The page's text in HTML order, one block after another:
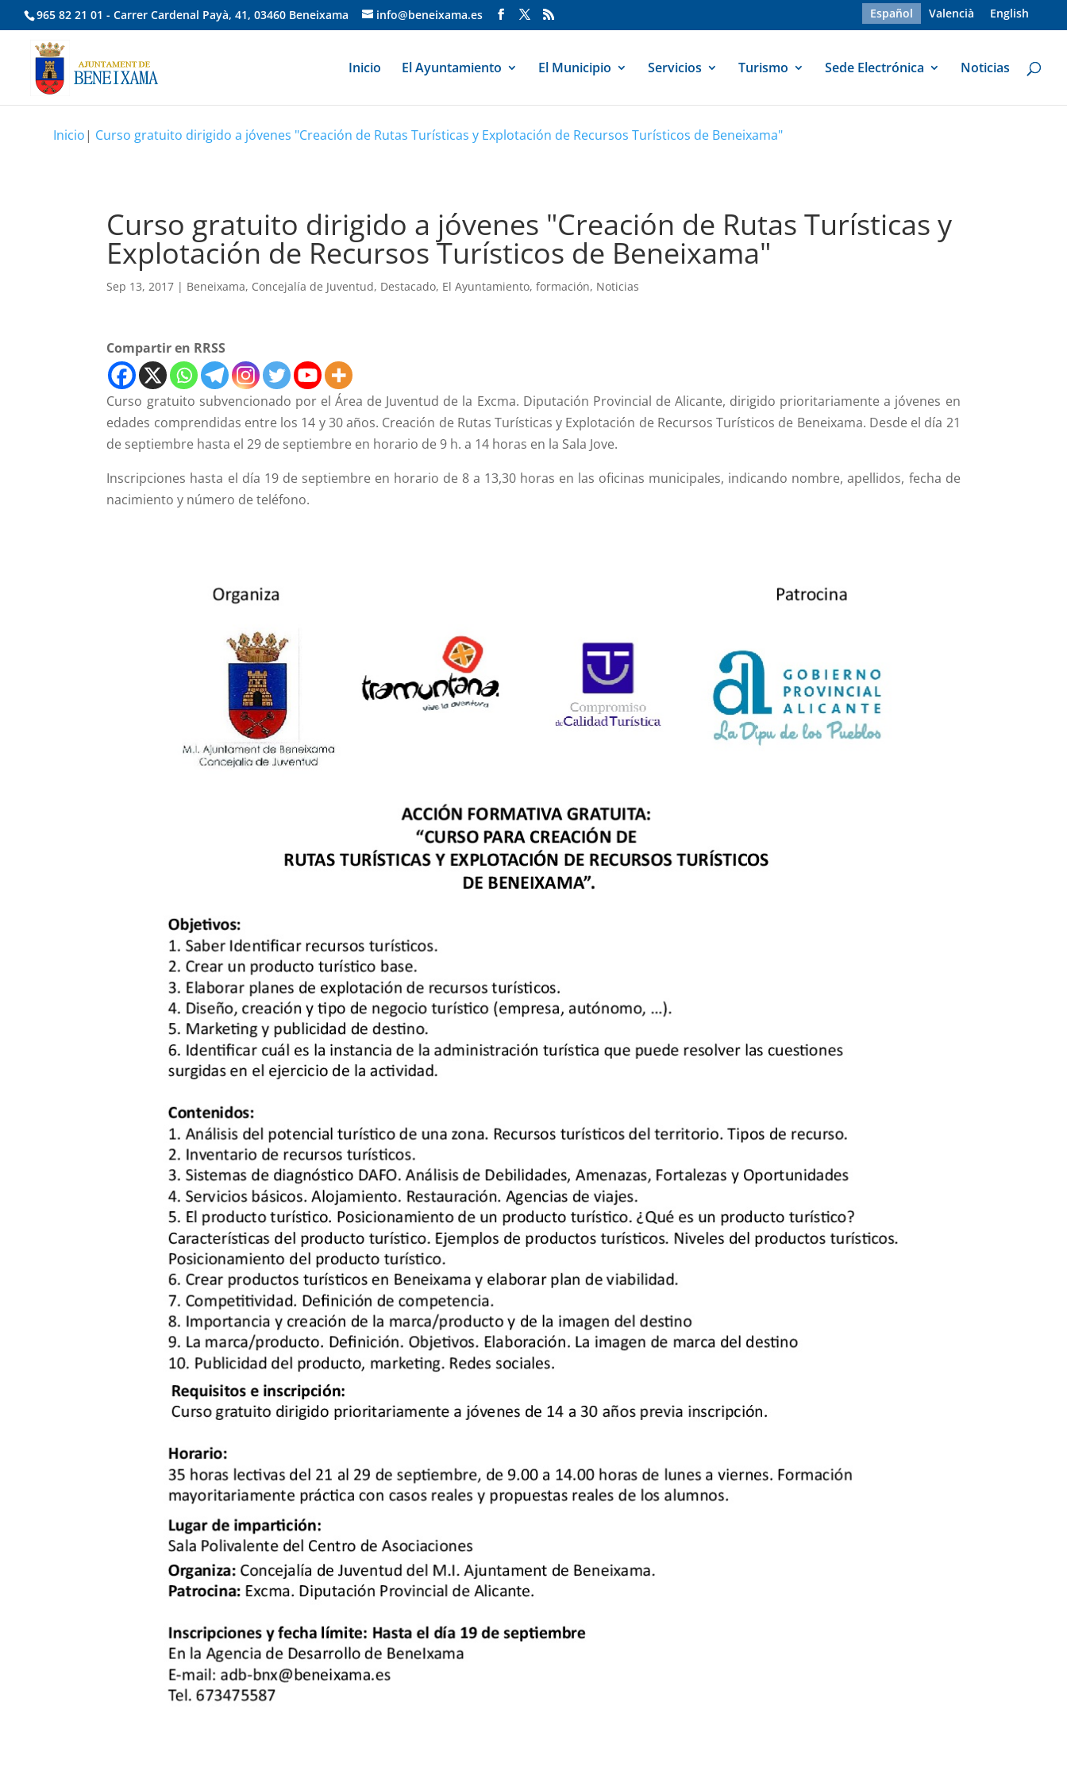
965 82 21 01 - Carrer Cardenal Payà, 41, 03460 Beneixama info@beneixama.es Español Valencià English
Inicio El Ayuntamiento El Municipio Servicios Turismo Sede Electrónica Noticias
Inicio| Curso gratuito dirigido a jóvenes "Creación de Rutas Turísticas y Explotación de Recursos Turísticos de Beneixama"
Curso gratuito dirigido a jóvenes "Creación de Rutas Turísticas y
Explotación de Recursos Turísticos de Beneixama"
Sep 13, 2017 | Beneixama, Concejalía de Juventud, Destacado, El Ayuntamiento,formación, Noticias
Compartir en RRSS
Curso gratuito subvencionado por el Área de Juventud de la Excma. Diputación Provincial de Alicante, dirigido prioritariamente a jóvenes en
edades comprendidas entre los 14 y 30 años. Creación de Rutas Turísticas y Explotación de Recursos Turísticos de Beneixama. Desde el día 21
de septiembre hasta el 29 de septiembre en horario de 9 h. a 14 horas en la Sala Jove.
Inscripciones hasta el día 19 de septiembre en horario de 8 a 13,30 horas en las oficinas municipales, indicando nombre, apellidos, fecha de
nacimiento y número de teléfono.